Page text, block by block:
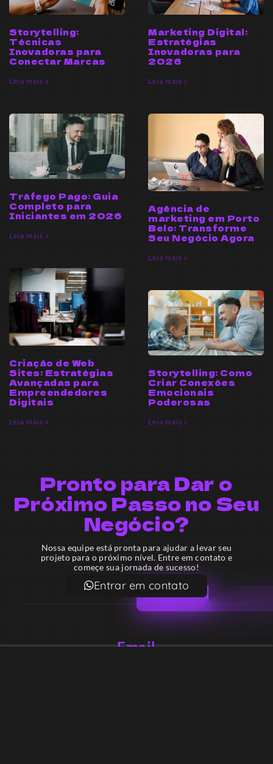
Storytelling:
Técnicas
Inovadoras para
Conectar Marcas
Leia mais »
Marketing Digital:
Estratégias
Inovadoras para
2026
Leia mais »
Tráfego Pago: Guia
Completo para
Iniciantes em 2026
Leia mais »
Agência de
marketing em Porto
Belo: Transforme
Seu Negócio Agora
Leia mais »
Criação de Web
Sites: Estratégias
Avançadas para
Empreendedores
Digitais
Leia mais »
Storytelling: Como
Criar Conexões
Emocionais
Poderosas
Leia mais »
Pronto para Dar o
Próximo Passo no Seu
Negócio?
Nossa equipe está pronta para ajudar a levar seu
projeto para o próximo nível. Entre em contato e
começe sua jornada de sucesso!
Entrar em contato
Email